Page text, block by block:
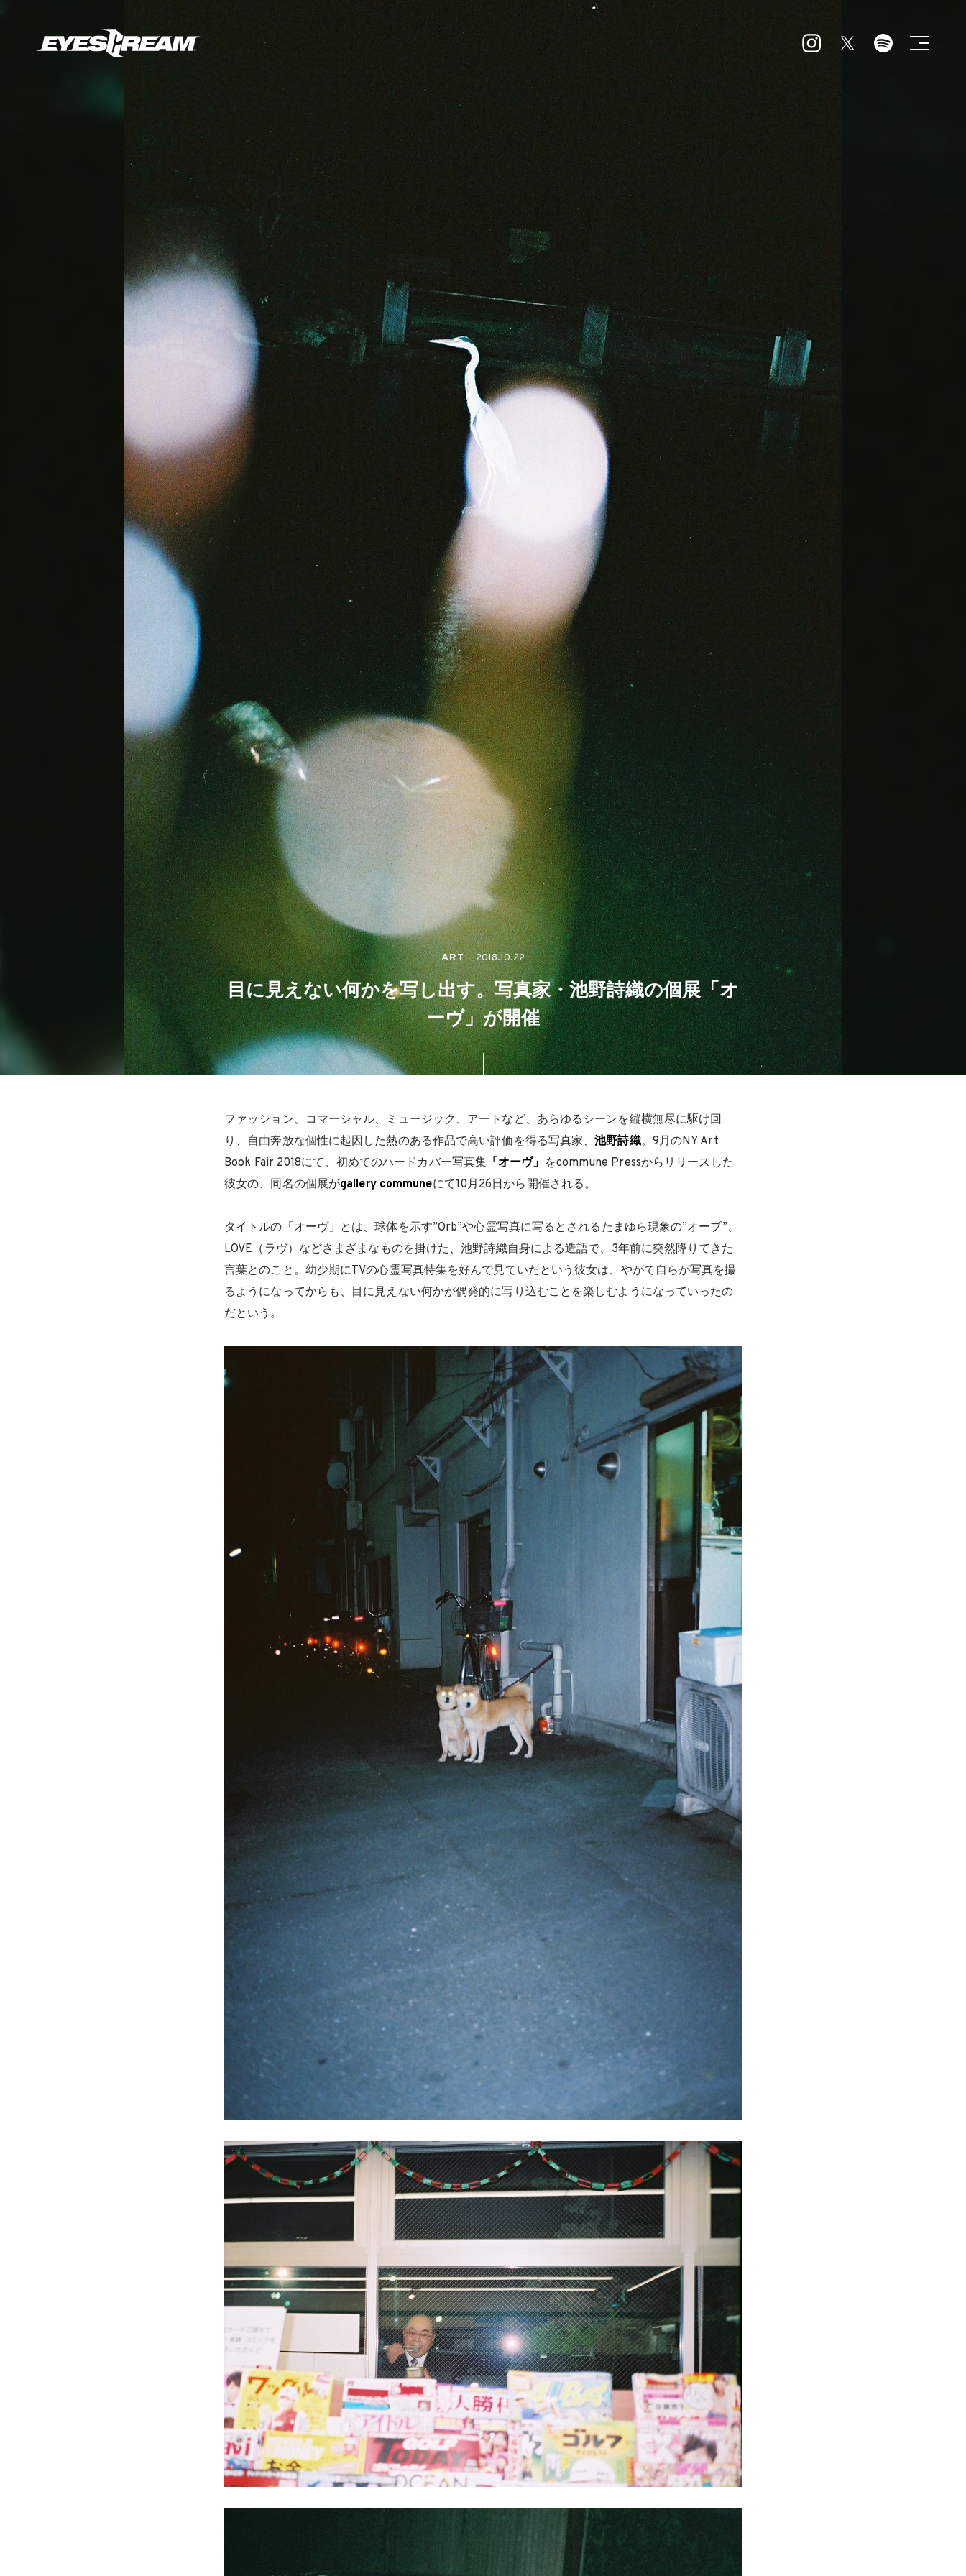
ART 2018.10.22
目に見えない何かを写し出す。写真家・池野詩織の個展「オ
ーヴ」が開催
ファッション、コマーシャル、ミュージック、アートなど、あらゆるシーンを縦横無尽に駆け回
り、自由奔放な個性に起因した熱のある作品で高い評価を得る写真家、池野詩織。9月のNY Art
Book Fair 2018にて、初めてのハードカバー写真集 「オーヴ」 をcommune Pressからリリースした
彼女の、同名の個展がgallery communeにて10月26日から開催される。
タイトルの「オーヴ」とは、球体を示す”Orb”や心霊写真に写るとされるたまゆら現象の”オーブ”、
LOVE（ラヴ）などさまざまなものを掛けた、池野詩織自身による造語で、3年前に突然降りてきた
言葉とのこと。幼少期にTVの心霊写真特集を好んで見ていたという彼女は、やがて自らが写真を撮
るようになってからも、目に見えない何かが偶発的に写り込むことを楽しむようになっていったの
だという。